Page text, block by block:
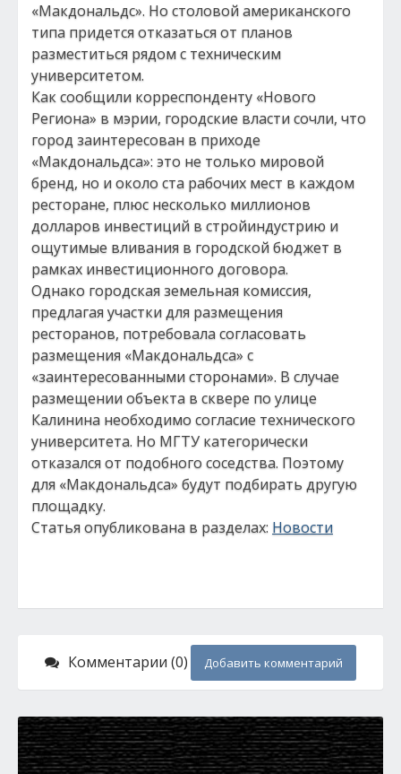
«Макдональдс». Но столовой американского
типа придется отказаться от планов
разместиться рядом с техническим
университетом.
Как сообщили корреспонденту «Нового
Региона» в мэрии, городские власти сочли, что
город заинтересован в приходе
«Макдональдса»: это не только мировой
бренд, но и около ста рабочих мест в каждом
ресторане, плюс несколько миллионов
долларов инвестиций в стройиндустрию и
ощутимые вливания в городской бюджет в
рамках инвестиционного договора.
Однако городская земельная комиссия,
предлагая участки для размещения
ресторанов, потребовала согласовать
размещения «Макдональдса» с
«заинтересованными сторонами». В случае
размещении объекта в сквере по улице
Калинина необходимо согласие технического
университета. Но МГТУ категорически
отказался от подобного соседства. Поэтому
для «Макдональдса» будут подбирать другую
площадку.
Статья опубликована в разделах: Новости
Комментарии (0) Добавить комментарий